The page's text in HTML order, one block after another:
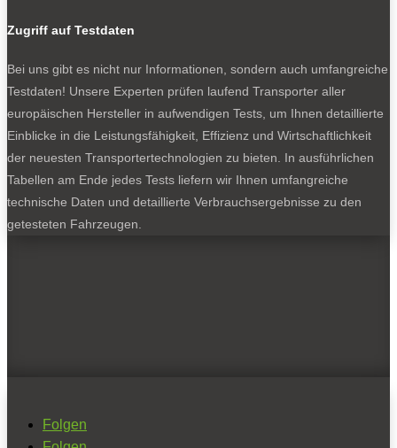
Zugriff auf Testdaten
Bei uns gibt es nicht nur Informationen, sondern auch umfangreiche
Testdaten! Unsere Experten prüfen laufend Transporter aller
europäischen Hersteller in aufwendigen Tests, um Ihnen detaillierte
Einblicke in die Leistungsfähigkeit, Effizienz und Wirtschaftlichkeit
der neuesten Transportertechnologien zu bieten. In ausführlichen
Tabellen am Ende jedes Tests liefern wir Ihnen umfangreiche
technische Daten und detaillierte Verbrauchsergebnisse zu den
getesteten Fahrzeugen.
Folgen